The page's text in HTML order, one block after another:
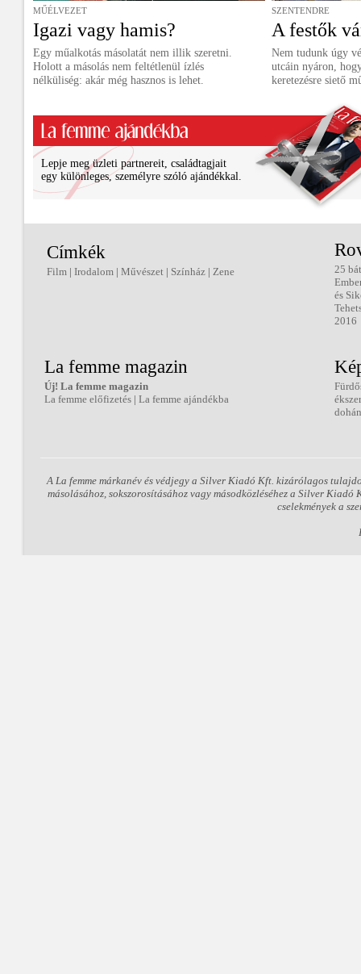
MŰÉLVEZET
Igazi vagy hamis?
Egy műalkotás másolatát nem illik szeretni.
Holott a másolás nem feltétlenül ízlés
nélküliség: akár még hasznos is lehet.
SZENTENDRE
A festők
Nem tudunk úgy
utcáin nyáron,
keretezésre siető
Lepje meg üzleti partnereit, családtagjait
egy különleges, személyre szóló ajándékkal.
Címkék
Film | Irodalom | Művészet | Színház | Zene
25
és
2016
La femme magazin
Új! La femme magazin
La femme előfizetés | La femme ajándékba
A La femme márkanév és védjegy a Silver Kiadó Kft. kizárólagos
másolásához, sokszorosításához vagy másodközléséhez a Silver
cselekmények a